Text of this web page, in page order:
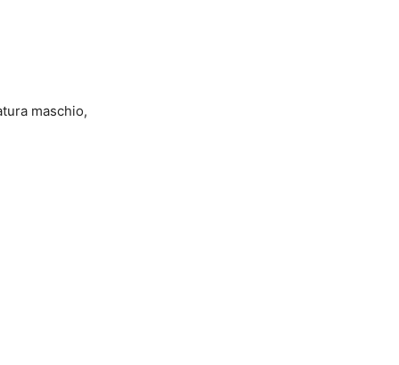
maschio,